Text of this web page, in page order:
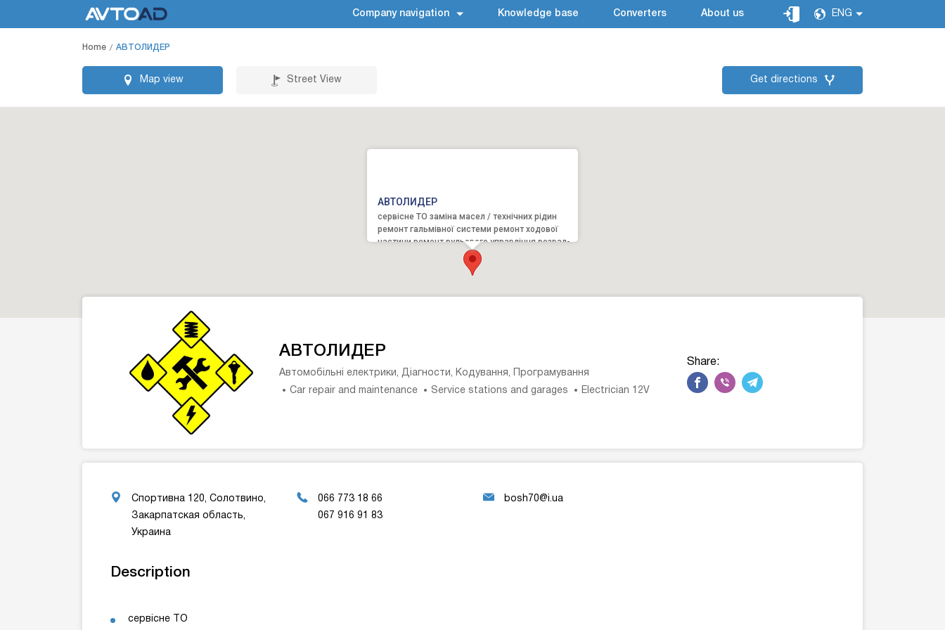
Company navigation Knowledge base Converters About us ENG
Home АВТОЛИДЕР
Map view Street View Get directions
АВТОЛИДЕР
сервісне ТО заміна масел / технічних рідин
ремонт гальмівної системи ремонт ходової
частини ремонт рульового управління розвал-
АВТОЛИДЕР
Автомобільні електрики, Діагности, Кодування, Програмування
Car repair and maintenance
Service stations and garages Electrician 12V
Share:
Спортивна 120, Солотвино,
Закарпатская область,
Украина
066 773 18 66
067 916 91 83
bosh70@i.ua
Description
сервісне ТО